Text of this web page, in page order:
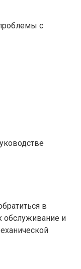
с
в
обслуживание и